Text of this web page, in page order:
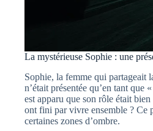
La mystérieuse Sophie : une
Sophie, la femme qui partageait
n’était présentée qu’en tant que
est apparu que son rôle était
ont fini par vivre ensemble ? Ce
certaines zones d’ombre.